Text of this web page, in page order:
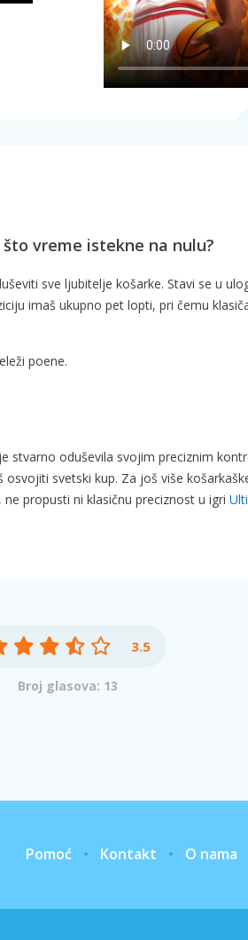
vreme istekne na nulu?
sve ljubitelje košarke. Stavi se u
imaš ukupno pet lopti, pri čemu
poene.
stvarno oduševila svojim preciznim
osvojiti svetski kup. Za još više
propusti ni klasičnu preciznost u igri
3.5
Broj glasova: 13
Pomoć Kontakt O nama